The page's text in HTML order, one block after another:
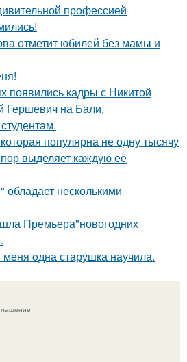
профессией
отметит юбилей без мамы и
появились кадры с Никитой
на Бали.
популярна не одну тысячу
выделяет каждую её
несколькими
Премьера"новогодних
oдна старушка научила.